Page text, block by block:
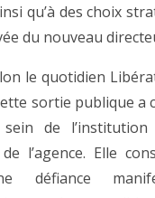
qu’à des choix
du nouveau
le quotidien
sortie publique a
sein de
l’agence. Elle
défiance